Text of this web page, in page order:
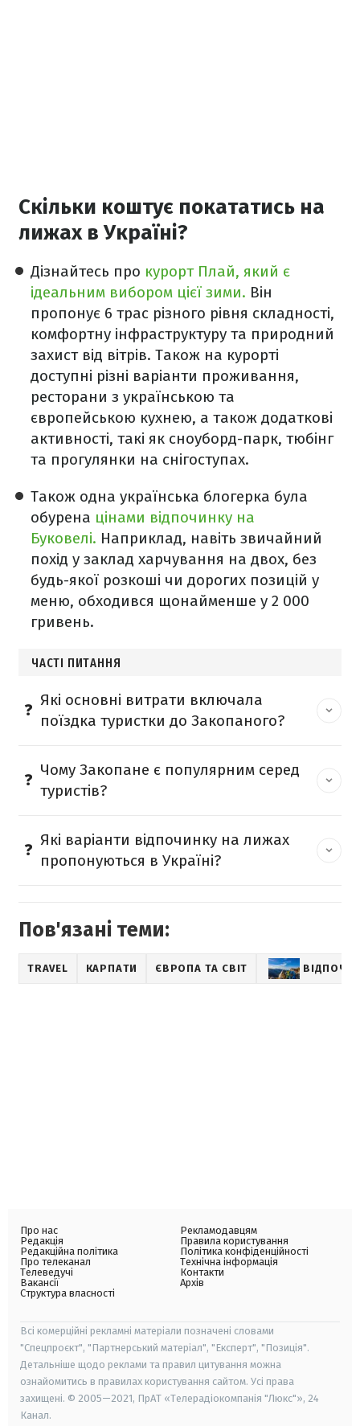
Cкільки коштує покататись на
лижах в Україні?
Дізнайтесь про курорт Плай, який є
ідеальним вибором цієї зими. Він
пропонує 6 трас різного рівня складності,
комфортну інфраструктуру та природний
захист від вітрів. Також на курорті
доступні різні варіанти проживання,
ресторани з українською та
європейською кухнею, а також додаткові
активності, такі як сноуборд-парк, тюбінг
та прогулянки на снігоступах.
Також одна українська блогерка була
обурена цінами відпочинку на
Буковелі. Наприклад, навіть звичайний
похід у заклад харчування на двох, без
будь-якої розкоші чи дорогих позицій у
меню, обходився щонайменше у 2 000
гривень.
ЧАСТІ ПИТАННЯ
Які основні витрати включала
поїздка туристки до Закопаного?
Чому Закопане є популярним серед
туристів?
Які варіанти відпочинку на лижах
пропонуються в Україні?
Пов'язані теми:
TRAVEL КАРПАТИ ЄВРОПА ТА СВІТ
Про нас
Редакція
Редакційна політика
Про телеканал
Телеведучі
Вакансії
Структура власності
Рекламодавцям
Правила користування
Політика конфіденційності
Технічна інформація
Контакти
Архів
Всі комерційні рекламні матеріали позначені словами
"Спецпроєкт", "Партнерський матеріал", "Експерт", "Позиція".
Детальніше щодо реклами та правил цитування можна
ознайомитись в правилах користування сайтом. Усі права
захищені. © 2005—2021, ПрАТ «Телерадіокомпанія "Люкс"», 24
Канал.